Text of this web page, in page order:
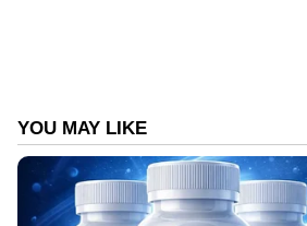
ശതമാനം കുറവാണെന്നും
സംസ്ഥാനത്തെ സിസിടിവി
നിരീക്ഷണത്തെക്കുറിച്ച്
സംസ്ഥാനത്തുടനീളം